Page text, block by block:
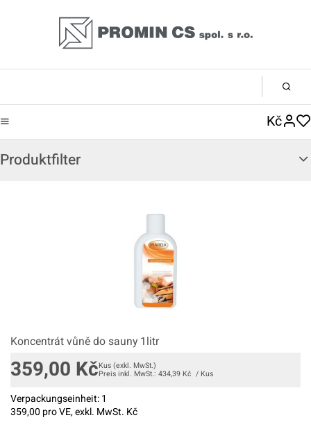
Kč
Produktfilter
Koncentrát vůně do sauny 1litr
359,00 KčKus (exkl. MwSt.)
Preis inkl. MwSt.: 434,39 Kč / Kus
Verpackungseinheit:1
359,00 pro VE, exkl. MwSt. Kč